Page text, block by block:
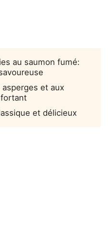
au saumon fumé:
et aux
et délicieux